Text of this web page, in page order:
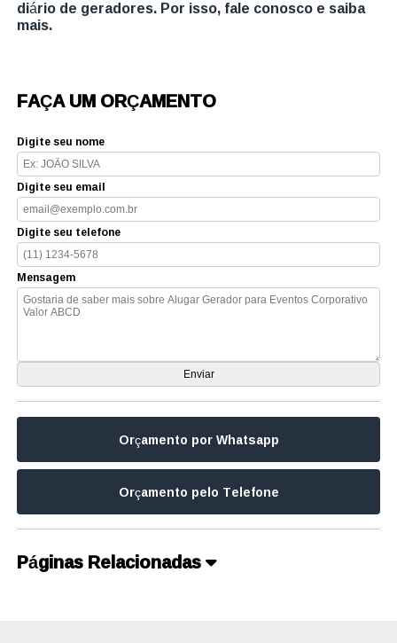
diário de geradores. Por isso, fale conosco e saiba
mais.
FAÇA UM ORÇAMENTO
Digite seu nome
Digite seu email
Digite seu telefone
Mensagem
Orçamento por Whatsapp
Orçamento pelo Telefone
Páginas Relacionadas